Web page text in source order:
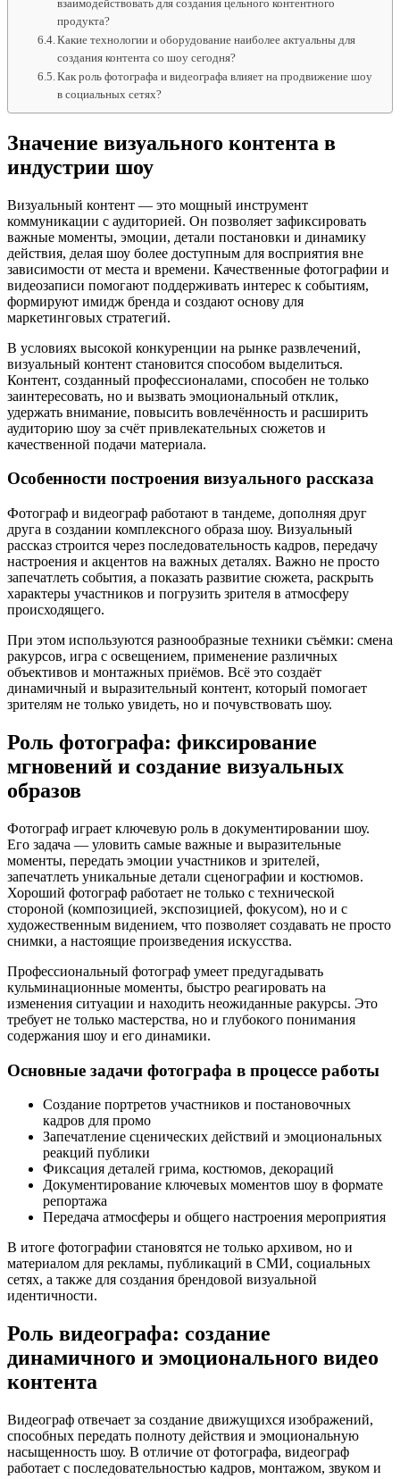
взаимодействовать для создания цельного контентного
продукта?
Какие технологии и оборудование наиболее актуальны для
создания контента со шоу сегодня?
Как роль фотографа и видеографа влияет на продвижение шоу
в социальных сетях?
Значение визуального контента в
индустрии шоу
Визуальный контент — это мощный инструмент
коммуникации с аудиторией. Он позволяет зафиксировать
важные моменты, эмоции, детали постановки и динамику
действия, делая шоу более доступным для восприятия вне
зависимости от места и времени. Качественные фотографии и
видеозаписи помогают поддерживать интерес к событиям,
формируют имидж бренда и создают основу для
маркетинговых стратегий.
В условиях высокой конкуренции на рынке развлечений,
визуальный контент становится способом выделиться.
Контент, созданный профессионалами, способен не только
заинтересовать, но и вызвать эмоциональный отклик,
удержать внимание, повысить вовлечённость и расширить
аудиторию шоу за счёт привлекательных сюжетов и
качественной подачи материала.
Особенности построения визуального рассказа
Фотограф и видеограф работают в тандеме, дополняя друг
друга в создании комплексного образа шоу. Визуальный
рассказ строится через последовательность кадров, передачу
настроения и акцентов на важных деталях. Важно не просто
запечатлеть события, а показать развитие сюжета, раскрыть
характеры участников и погрузить зрителя в атмосферу
происходящего.
При этом используются разнообразные техники съёмки: смена
ракурсов, игра с освещением, применение различных
объективов и монтажных приёмов. Всё это создаёт
динамичный и выразительный контент, который помогает
зрителям не только увидеть, но и почувствовать шоу.
Роль фотографа: фиксирование
мгновений и создание визуальных
образов
Фотограф играет ключевую роль в документировании шоу.
Его задача — уловить самые важные и выразительные
моменты, передать эмоции участников и зрителей,
запечатлеть уникальные детали сценографии и костюмов.
Хороший фотограф работает не только с технической
стороной (композицией, экспозицией, фокусом), но и с
художественным видением, что позволяет создавать не просто
снимки, а настоящие произведения искусства.
Профессиональный фотограф умеет предугадывать
кульминационные моменты, быстро реагировать на
изменения ситуации и находить неожиданные ракурсы. Это
требует не только мастерства, но и глубокого понимания
содержания шоу и его динамики.
Основные задачи фотографа в процессе работы
Создание портретов участников и постановочных
кадров для промо
Запечатление сценических действий и эмоциональных
реакций публики
Фиксация деталей грима, костюмов, декораций
Документирование ключевых моментов шоу в формате
репортажа
Передача атмосферы и общего настроения мероприятия
В итоге фотографии становятся не только архивом, но и
материалом для рекламы, публикаций в СМИ, социальных
сетях, а также для создания брендовой визуальной
идентичности.
Роль видеографа: создание
динамичного и эмоционального видео
контента
Видеограф отвечает за создание движущихся изображений,
способных передать полноту действия и эмоциональную
насыщенность шоу. В отличие от фотографа, видеограф
работает с последовательностью кадров, монтажом, звуком и